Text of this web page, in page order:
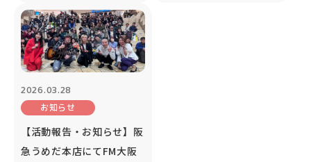
2026.03.28
お知らせ
【活動報告・お知らせ】阪
急うめだ本店にてFM大阪